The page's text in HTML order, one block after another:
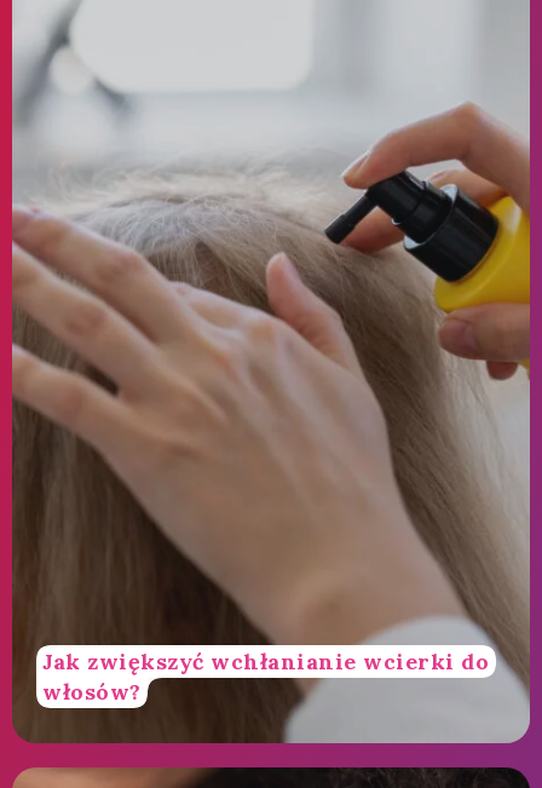
Jak zwiększyć wchłanianie wcierki do
włosów?